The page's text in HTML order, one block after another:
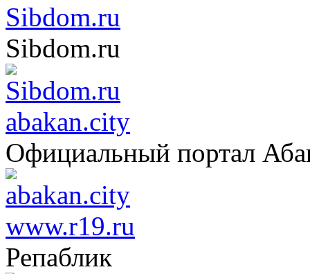
Sibdom.ru
Sibdom.ru
abakan.city
Официальный портал
www.r19.ru
Репаблик